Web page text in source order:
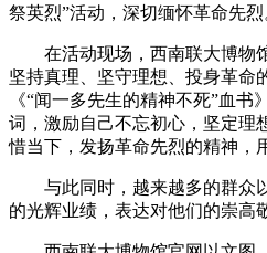
祭英烈”活动，深切缅怀革命先烈
在活动现场，西南联大博物
坚持真理、坚守理想、投身革命
《“闻一多先生的精神不死”血
词，激励自己不忘初心，坚定理
惜当下，发扬革命先烈的精神，
与此同时，越来越多的群众
的光辉业绩，表达对他们的崇高